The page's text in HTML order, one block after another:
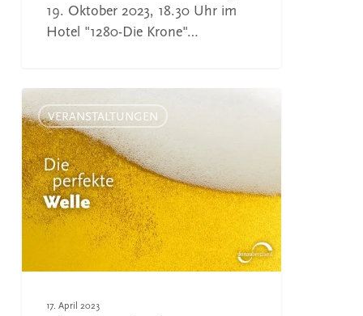
19. Oktober 2023, 18.30 Uhr im
Hotel "1280-Die Krone"…
Bier-
Abend
mit
Menü
VERANSTALTUNGEN
17. April 2023